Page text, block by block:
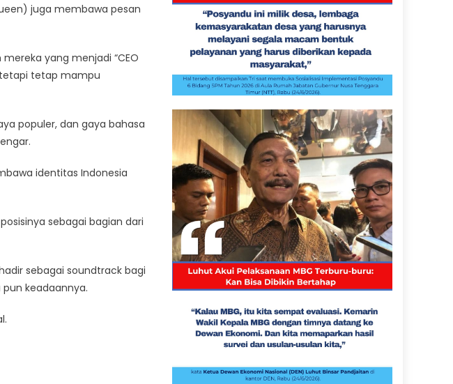
juga membawa pesan
yang menjadi “CEO
tetap mampu
populer, dan gaya bahasa
identitas Indonesia
sebagai bagian dari
sebagai soundtrack bagi
keadaannya.